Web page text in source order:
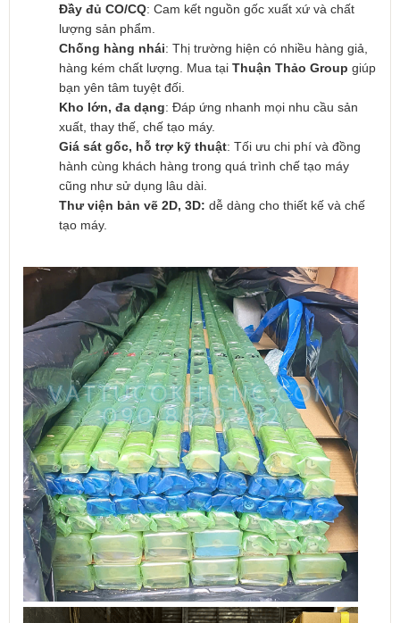
Đầy đủ CO/CQ: Cam kết nguồn gốc xuất xứ và chất
lượng sản phẩm.
Chống hàng nhái: Thị trường hiện có nhiều hàng giả,
hàng kém chất lượng. Mua tại Thuận Thảo Group giúp
bạn yên tâm tuyệt đối.
Kho lớn, đa dạng: Đáp ứng nhanh mọi nhu cầu sản
xuất, thay thế, chế tạo máy.
Giá sát gốc, hỗ trợ kỹ thuật: Tối ưu chi phí và đồng
hành cùng khách hàng trong quá trình chế tạo máy
cũng như sử dụng lâu dài.
Thư viện bản vẽ 2D, 3D: dễ dàng cho thiết kế và chế
tạo máy.